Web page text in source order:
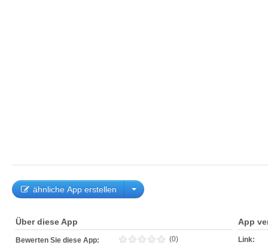
ähnliche App erstellen
Über diese App
Bewerten Sie diese App: (0)
App
Link: